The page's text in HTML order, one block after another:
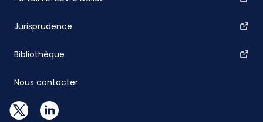
Jurisprudence
Bibliothèque
Nous contacter